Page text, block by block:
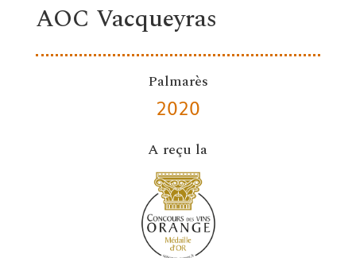
AOC Vacqueyras
Palmarès
2020
A reçu la